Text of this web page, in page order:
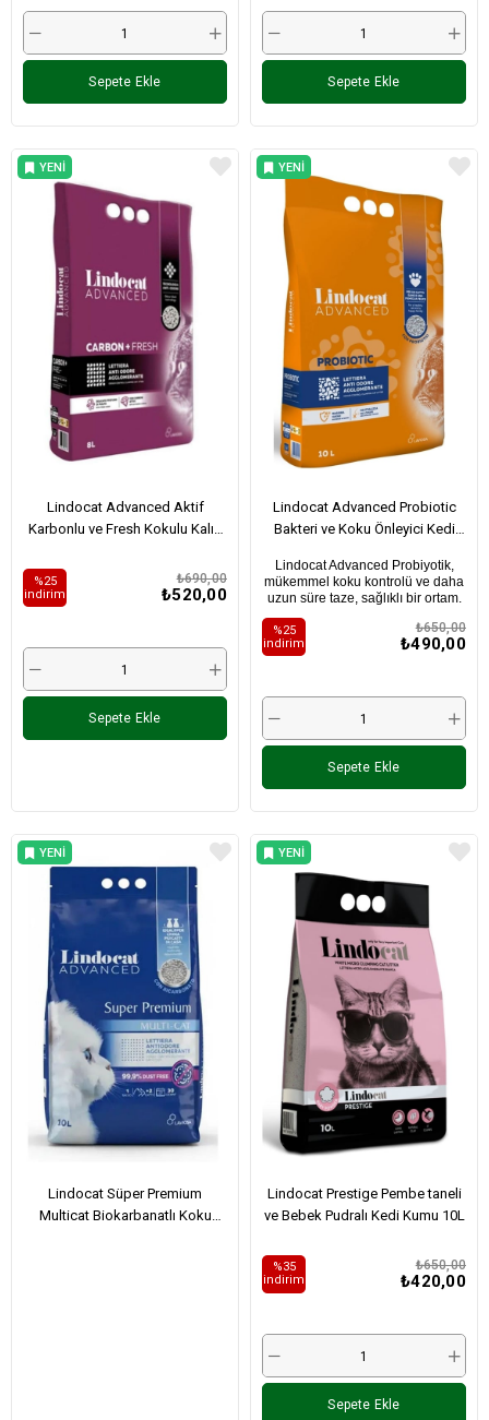
Sepete Ekle Sepete Ekle
Lindocat Advanced Aktif
Karbonlu ve Fresh Kokulu Kalın
₺520,00
₺690,00
%25
i̇ndirim
Sepete Ekle
YENI
ÜRÜN
Lindocat Advanced Probiotic
Bakteri ve Koku Önleyici Kedi
Lindocat Advanced Probiyotik,
mükemmel koku kontrolü ve daha
uzun süre taze, sağlıklı bir ortam.
₺490,00
₺650,00
%25
i̇ndirim
Sepete Ekle
YENI
Lindocat Süper Premium
Multicat Biokarbanatlı Koku
YENI
Lindocat Prestige Pembe taneli
ve Bebek Pudralı Kedi Kumu 10L
₺420,00
₺650,00
%35
i̇ndirim
Sepete Ekle
YENI
ÜRÜN